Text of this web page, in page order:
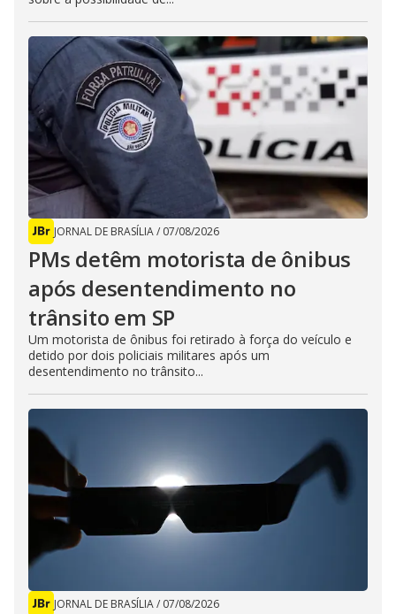
JORNAL DE BRASÍLIA/ 07/08/2026
PMs detêm motorista de ônibus
após desentendimento no
trânsito em SP
Um motorista de ônibus foi retirado à força do veículo e
detido por dois policiais militares após um
desentendimento no trânsito...
JORNAL DE BRASÍLIA/ 07/08/2026